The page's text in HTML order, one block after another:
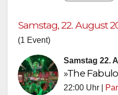
Samstag, 22. August
(1 Event)
Samstag 22.
»The
22:00 Uhr |